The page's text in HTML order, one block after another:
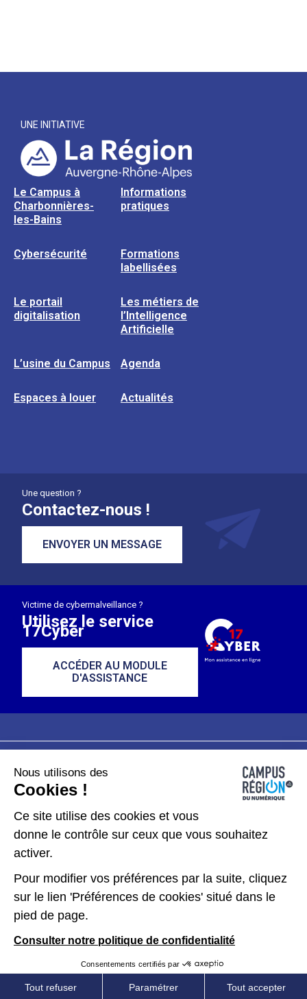
UNE INITIATIVE
Le Campus à
Charbonnières-
les-Bains
Informations
pratiques
Cybersécurité
Formations
labellisées
Le portail
digitalisation
Les métiers de
l’Intelligence
Artificielle
L’usine du Campus Agenda
Espaces à louer Actualités
Une question ?
Contactez-nous !
ENVOYER UN MESSAGE
Victime de cybermalveillance ?
Utilisez le service
17Cyber
ACCÉDER AU MODULE
D'ASSISTANCE
Plan du site
Données personnelles
Kit de communication
Accessibilité : partiellement conforme
Nous utilisons des
Cookies !
Ce site utilise des cookies et vous
donne le contrôle sur ceux que vous souhaitez
activer.
Pour modifier vos préférences par la suite, cliquez
sur le lien 'Préférences de cookies' situé dans le
pied de page.
Consulter notre politique de confidentialité
Consentements certifiés par
Tout refuser Paramétrer Tout accepter